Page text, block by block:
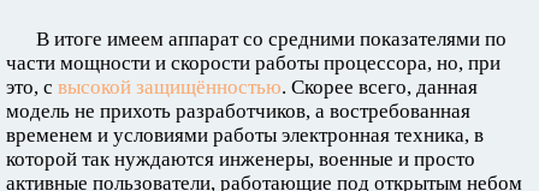
В итоге имеем аппарат со средними показателями по
части мощности и скорости работы процессора, но, при
это, с высокой защищённостью. Скорее всего, данная
модель не прихоть разработчиков, а востребованная
временем и условиями работы электронная техника, в
которой так нуждаются инженеры, военные и просто
активные пользователи, работающие под открытым небом